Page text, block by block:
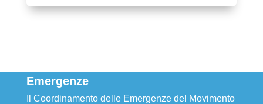
Emergenze
Il Coordinamento delle Emergenze del Movimento